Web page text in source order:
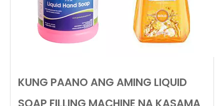
KUNG PAANO ANG AMING LIQUID